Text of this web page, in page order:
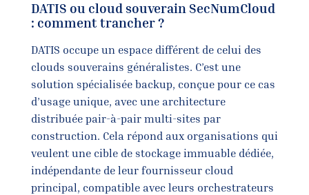
DATIS ou cloud souverain SecNumCloud
: comment trancher ?
DATIS occupe un espace différent de celui des
clouds souverains généralistes. C’est une
solution spécialisée backup, conçue pour ce cas
d’usage unique, avec une architecture
distribuée pair-à-pair multi-sites par
construction. Cela répond aux organisations qui
veulent une cible de stockage immuable dédiée,
indépendante de leur fournisseur cloud
principal, compatible avec leurs orchestrateurs